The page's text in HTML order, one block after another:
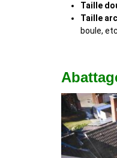
Taille
Taille
boule,